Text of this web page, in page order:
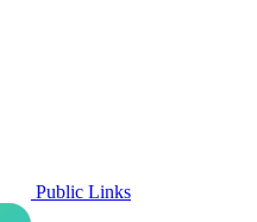
Public Links